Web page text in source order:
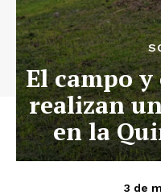
El campo
realizan
en la
3 de